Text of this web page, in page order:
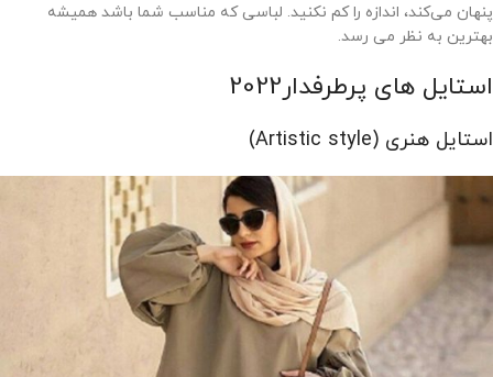
پنهان می‌کند، اندازه را کم نکنید. لباسی که مناسب شما باشد همیشه
بهترین به نظر می رسد.
استایل های پرطرفدار2022
استایل هنری (Artistic style)